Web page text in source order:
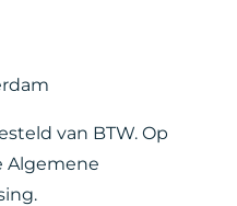
van BTW. Op
Algemene